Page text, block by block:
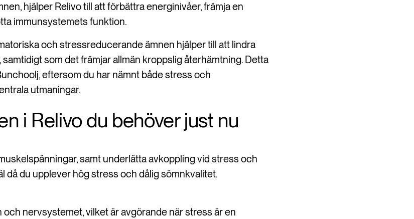
hjälper Relivo till att förbättra energinivåer, främja en
immunsystemets funktion.
och stressreducerande ämnen hjälper till att lindra
som det främjar allmän kroppslig återhämtning. Detta
eftersom du har nämnt både stress och
utmaningar.
i Relivo du behöver just nu
samt underlätta avkoppling vid stress och
då du upplever hög stress och dålig sömnkvalitet.
nervsystemet, vilket är avgörande när stress är en